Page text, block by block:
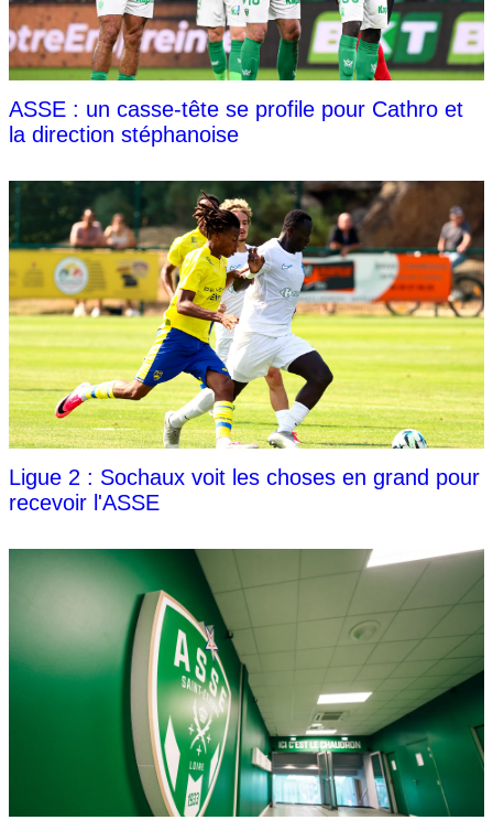
ASSE : un casse-tête se profile pour Cathro et
la direction stéphanoise
Ligue 2 : Sochaux voit les choses en grand pour
recevoir l'ASSE